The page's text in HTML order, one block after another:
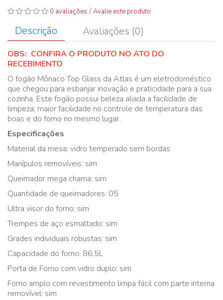
0 avaliações /Avalie este produto
Descrição Avaliações (0)
OBS: CONFIRA O PRODUTO NO ATO DO
RECEBIMENTO
O fogão Mônaco Top Glass da Atlas é um eletrodoméstico
que chegou para esbanjar inovação e praticidade para a sua
cozinha. Este fogão possui beleza aliada a facilidade de
limpeza, maior facilidade no controle de temperatura das
boas e do forno no mesmo lugar.
Especificações
Material da mesa: vidro temperado sem bordas
Manípulos removíveis: sim
Queimador mega chama: sim
Quantidade de queimadores: 05
Ultra visor do forno: sim
Trempes de aço esmaltado: sim
Grades individuais robustas: sim
Capacidade do forno: 86,5L
Porta de Forno com vidro duplo: sim
Forno amplo com revestimento limpa fácil com parte interna
removível: sim